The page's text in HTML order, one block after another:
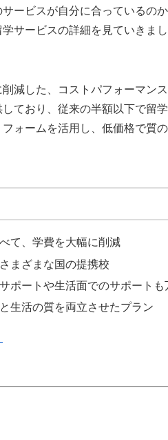
ービスが自分に合っているの
サービスの詳細を見ていきまし
減した、コストパフォーマン
ており、従来の半額以下で留
ォームを活用し、低価格で質
て、学費を大幅に削減
まざまな国の提携校
ポートや生活面でのサポートも
と生活の質を両立させたプラン